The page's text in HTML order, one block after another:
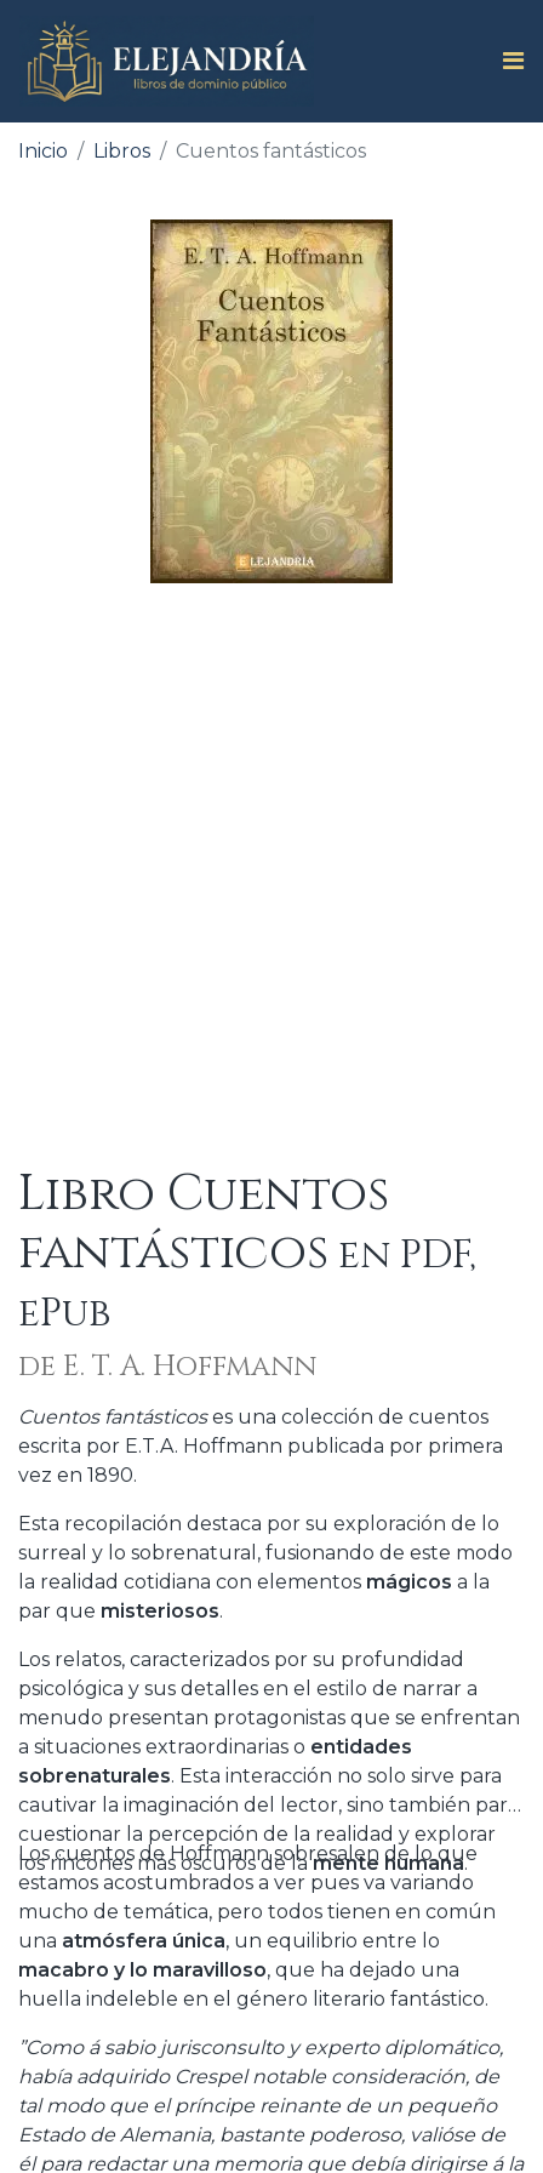
Inicio Libros Cuentos fantásticos
Libro Cuentos
fantásticos en PDF,
ePub
de E. T. A. Hoffmann
Cuentos fantásticoses una colección de cuentos
escrita por E.T.A. Hoffmann publicada por primera
vez en 1890.
Esta recopilación destaca por su exploración de lo
surreal y lo sobrenatural, fusionando de este modo
la realidad cotidiana con elementos mágicos a la
par que misteriosos.
Los relatos, caracterizados por su profundidad
psicológica y sus detalles en el estilo de narrar a
menudo presentan protagonistas que se enfrentan
a situaciones extraordinarias o entidades
sobrenaturales. Esta interacción no solo sirve para
cautivar la imaginación del lector, sino también para
cuestionar la percepción de la realidad y explorar
los rincones más oscuros de lamente humana.
Los cuentos de Hoffmann sobresalen de lo que
estamos acostumbrados a ver pues va variando
mucho de temática, pero todos tienen en común
una atmósfera única, un equilibrio entre lo
macabro y lo maravilloso, que ha dejado una
huella indeleble en el género literario fantástico.
”Como á sabio jurisconsulto y experto diplomático,
había adquirido Crespel notable consideración, de
tal modo que el príncipe reinante de un pequeño
Estado de Alemania, bastante poderoso, valióse de
él para redactar una memoria que debía dirigirse á la